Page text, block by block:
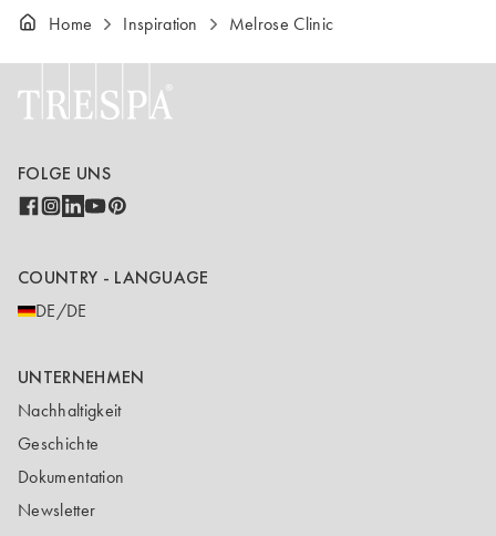
Home Inspiration Melrose Clinic
FOLGE UNS
COUNTRY - LANGUAGE
DE/DE
UNTERNEHMEN
Nachhaltigkeit
Geschichte
Dokumentation
Newsletter